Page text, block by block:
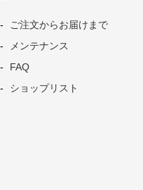
ご注文からお届けまで
メンテナンス
FAQ
ショップリスト